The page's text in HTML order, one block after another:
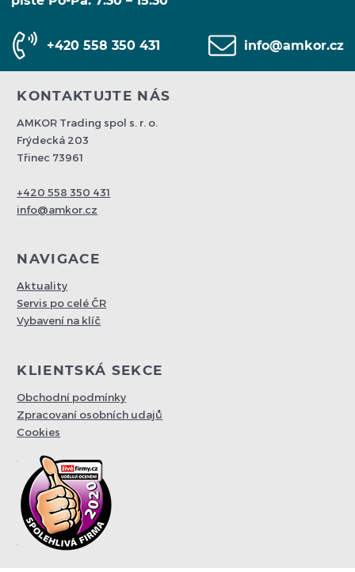
+420 558 350 431 info@amkor.cz
KONTAKTUJTE NÁS
AMKOR Trading spol s. r. o.
Frýdecká 203
Třinec 73961
+420 558 350 431
info@amkor.cz
NAVIGACE
Aktuality
Servis po celé ČR
Vybavení na klíč
KLIENTSKÁ SEKCE
Obchodní podmínky
Zpracovaní osobních udajů
Cookies